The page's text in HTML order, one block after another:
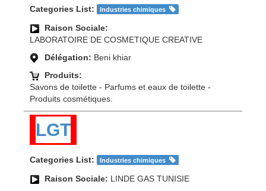
Categories List: Industries chimiques
Raison Sociale:
LABORATOIRE DE COSMETIQUE CREATIVE
Délégation: Beni khiar
Produits:
Savons de toilette - Parfums et eaux de toilette -
Produits cosmétiques.
LGT
Categories List: Industries chimiques
Raison Sociale: LINDE GAS TUNISIE